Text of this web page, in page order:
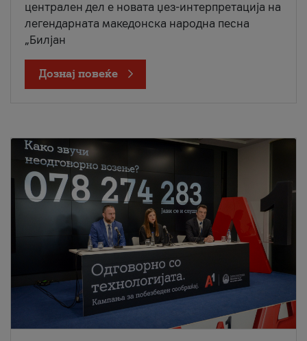
централен дел е новата џез-интерпретација на
легендарната македонска народна песна
„Билјан
Дознај повеќе